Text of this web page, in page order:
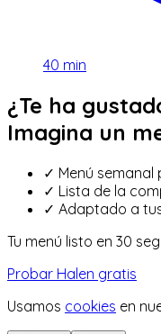
40 min
¿Te ha
Imagina un
✓ Menú
✓ Lista de la
✓ Adaptado a
Tu menú listo en 30
Probar Halen gratis
Usamos cookies en